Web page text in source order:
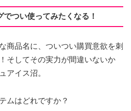
つい使ってみたくなる！
商品名に、ついつい購買意欲を刺
してその実力が間違いないか
アイス沼。
ムはどれですか？